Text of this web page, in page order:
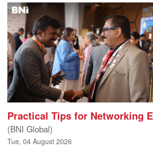
Practical Tips for Networking
(BNI Global)
Tue, 04 August 2026